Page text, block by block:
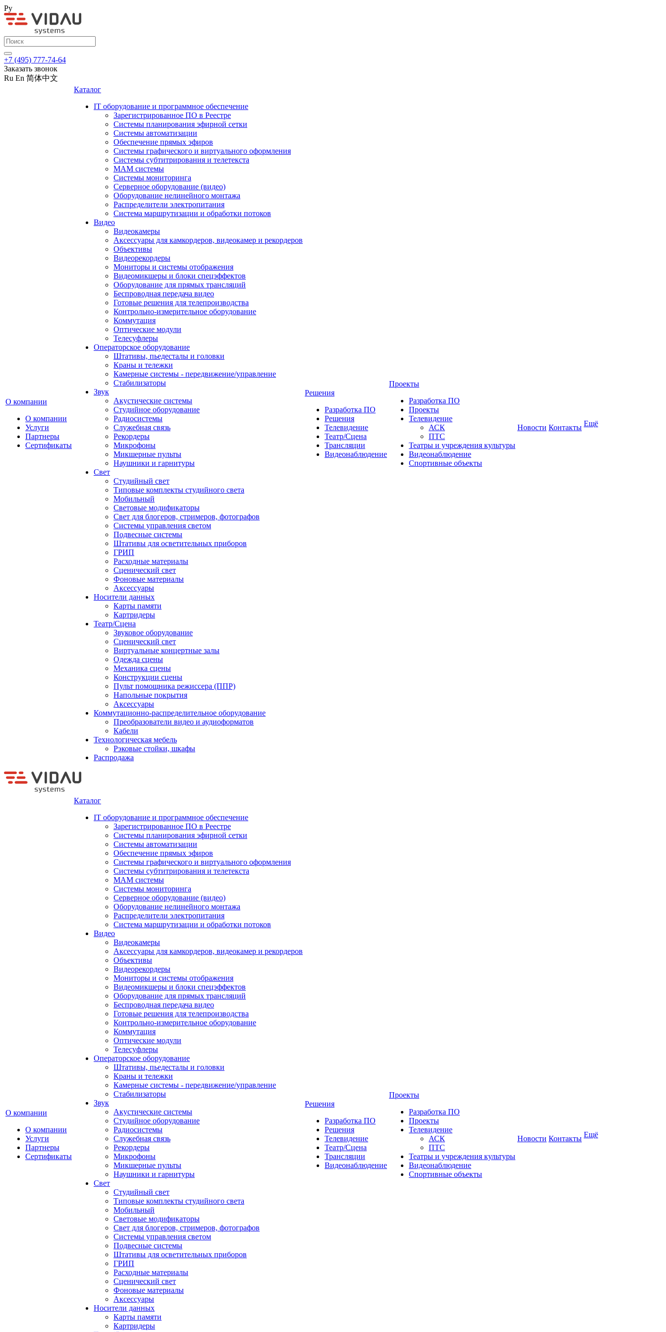
Ру
+7 (495) 777-74-64
Заказать звонок
Ru En 简体中文
О компании
О компании
Услуги
Партнеры
Сертификаты
Каталог
IT оборудование и программное обеспечение
Зарегистрированное ПО в Реестре
Системы планирования эфирной сетки
Системы автоматизации
Обеспечение прямых эфиров
Системы графического и виртуального оформления
Системы субтитрирования и телетекста
MAM системы
Системы мониторинга
Серверное оборудование (видео)
Оборудование нелинейного монтажа
Распределители электропитания
Система маршрутизации и обработки потоков
Видео
Видеокамеры
Аксессуары для камкордеров, видеокамер и рекордеров
Объективы
Видеорекордеры
Мониторы и системы отображения
Видеомикшеры и блоки спецэффектов
Оборудование для прямых трансляций
Беспроводная передача видео
Готовые решения для телепроизводства
Контрольно-измерительное оборудование
Коммутация
Оптические модули
Телесуфлеры
Операторское оборудование
Штативы, пьедесталы и головки
Краны и тележки
Камерные системы - передвижение/управление
Стабилизаторы
Звук
Акустические системы
Студийное оборудование
Радиосистемы
Служебная связь
Рекордеры
Микрофоны
Микшерные пульты
Наушники и гарнитуры
Свет
Студийный свет
Типовые комплекты студийного света
Мобильный
Световые модификаторы
Свет для блогеров, стримеров, фотографов
Системы управления светом
Подвесные системы
Штативы для осветительных приборов
ГРИП
Расходные материалы
Сценический свет
Фоновые материалы
Аксессуары
Носители данных
Карты памяти
Картридеры
Театр/Сцена
Звуковое оборудование
Сценический свет
Виртуальные концертные залы
Одежда сцены
Механика сцены
Конструкции сцены
Пульт помощника режиссера (ППР)
Напольные покрытия
Аксессуары
Коммутационно-распределительное оборудование
Преобразователи видео и аудиоформатов
Кабели
Технологическая мебель
Рэковые стойки, шкафы
Распродажа
Решения
Разработка ПО
Решения
Телевидение
Театр/Сцена
Трансляции
Видеонаблюдение
Проекты
Разработка ПО
Проекты
Телевидение
АСК
ПТС
Театры и учреждения культуры
Видеонаблюдение
Спортивные объекты
Новости Контакты Ещё
О компании
О компании
Услуги
Партнеры
Сертификаты
Каталог
IT оборудование и программное обеспечение
Зарегистрированное ПО в Реестре
Системы планирования эфирной сетки
Системы автоматизации
Обеспечение прямых эфиров
Системы графического и виртуального оформления
Системы субтитрирования и телетекста
MAM системы
Системы мониторинга
Серверное оборудование (видео)
Оборудование нелинейного монтажа
Распределители электропитания
Система маршрутизации и обработки потоков
Видео
Видеокамеры
Аксессуары для камкордеров, видеокамер и рекордеров
Объективы
Видеорекордеры
Мониторы и системы отображения
Видеомикшеры и блоки спецэффектов
Оборудование для прямых трансляций
Беспроводная передача видео
Готовые решения для телепроизводства
Контрольно-измерительное оборудование
Коммутация
Оптические модули
Телесуфлеры
Операторское оборудование
Штативы, пьедесталы и головки
Краны и тележки
Камерные системы - передвижение/управление
Стабилизаторы
Звук
Акустические системы
Студийное оборудование
Радиосистемы
Служебная связь
Рекордеры
Микрофоны
Микшерные пульты
Наушники и гарнитуры
Свет
Студийный свет
Типовые комплекты студийного света
Мобильный
Световые модификаторы
Свет для блогеров, стримеров, фотографов
Системы управления светом
Подвесные системы
Штативы для осветительных приборов
ГРИП
Расходные материалы
Сценический свет
Фоновые материалы
Аксессуары
Носители данных
Карты памяти
Картридеры
Решения
Разработка ПО
Решения
Телевидение
Театр/Сцена
Трансляции
Видеонаблюдение
Проекты
Разработка ПО
Проекты
Телевидение
АСК
ПТС
Театры и учреждения культуры
Видеонаблюдение
Спортивные объекты
Новости Контакты Ещё